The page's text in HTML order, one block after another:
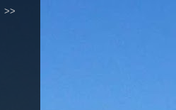
>>